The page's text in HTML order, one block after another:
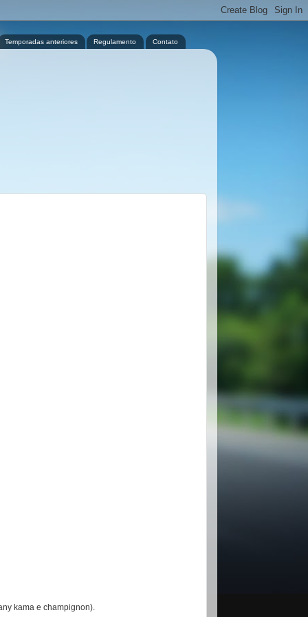
Temporadas anteriores Regulamento Contato
kama e champignon).